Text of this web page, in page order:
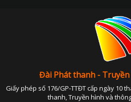
Đài Phát thanh -
Giấy phép số 176/GP-TTĐT cấp ngày 10
thanh, Truyền hình và